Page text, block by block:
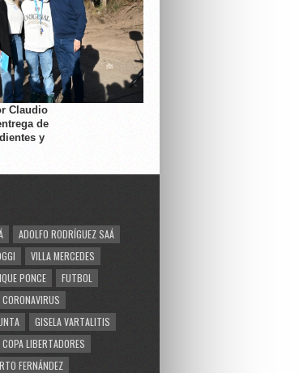
Claudio
de
y
ADOLFO RODRÍGUEZ SAÁ
VILLA MERCEDES
PONCE
FUTBOL
CORONAVIRUS
GISELA VARTALITIS
COPA LIBERTADORES
FERNÁNDEZ